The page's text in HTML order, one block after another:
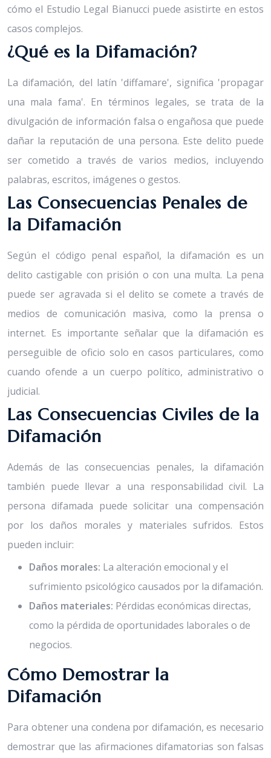
cómo el Estudio Legal Bianucci puede asistirte en estos
casos complejos.
¿Qué es la Difamación?
La difamación, del latín 'diffamare', significa 'propagar
una mala fama'. En términos legales, se trata de la
divulgación de información falsa o engañosa que puede
dañar la reputación de una persona. Este delito puede
ser cometido a través de varios medios, incluyendo
palabras, escritos, imágenes o gestos.
Las Consecuencias Penales de
la Difamación
Según el código penal español, la difamación es un
delito castigable con prisión o con una multa. La pena
puede ser agravada si el delito se comete a través de
medios de comunicación masiva, como la prensa o
internet. Es importante señalar que la difamación es
perseguible de oficio solo en casos particulares, como
cuando ofende a un cuerpo político, administrativo o
judicial.
Las Consecuencias Civiles de la
Difamación
Además de las consecuencias penales, la difamación
también puede llevar a una responsabilidad civil. La
persona difamada puede solicitar una compensación
por los daños morales y materiales sufridos. Estos
pueden incluir:
Daños morales: La alteración emocional y el
sufrimiento psicológico causados por la difamación.
Daños materiales: Pérdidas económicas directas,
como la pérdida de oportunidades laborales o de
negocios.
Cómo Demostrar la
Difamación
Para obtener una condena por difamación, es necesario
demostrar que las afirmaciones difamatorias son falsas